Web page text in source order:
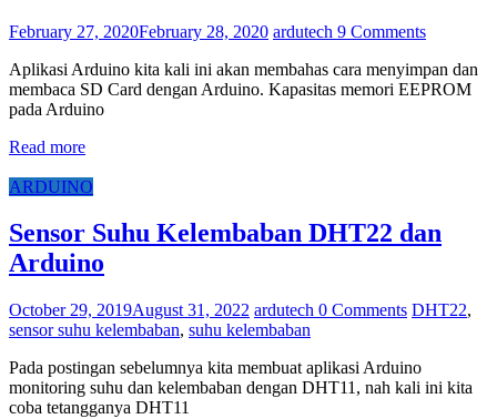
February 27, 2020February 28, 2020 ardutech 9 Comments
Aplikasi Arduino kita kali ini akan membahas cara menyimpan dan
membaca SD Card dengan Arduino. Kapasitas memori EEPROM
pada Arduino
Read more
ARDUINO
Sensor Suhu Kelembaban DHT22 dan
Arduino
October 29, 2019August 31, 2022 ardutech 0 Comments DHT22,
sensor suhu kelembaban, suhu kelembaban
Pada postingan sebelumnya kita membuat aplikasi Arduino
monitoring suhu dan kelembaban dengan DHT11, nah kali ini kita
coba tetangganya DHT11